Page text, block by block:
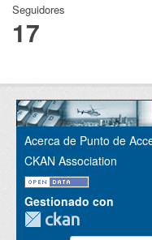
Seguidores
17
Acerca de Punto de
CKAN Association
Gestionado con